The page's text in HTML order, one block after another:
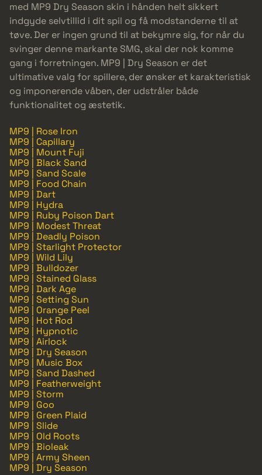
med MP9 Dry Season skin i hånden helt sikkert
indgyde selvtillid i dit spil og få modstanderne til at
tøve. Der er ingen grund til at bekymre sig, for når du
svinger denne markante SMG, skal der nok komme
gang i forretningen. MP9 | Dry Season er det
ultimative valg for spillere, der ønsker et karakteristisk
og imponerende våben, der udstråler både
funktionalitet og æstetik.
MP9 | Rose Iron
MP9 | Capillary
MP9 | Mount Fuji
MP9 | Black Sand
MP9 | Sand Scale
MP9 | Food Chain
MP9 | Dart
MP9 | Hydra
MP9 | Ruby Poison Dart
MP9 | Modest Threat
MP9 | Deadly Poison
MP9 | Starlight Protector
MP9 | Wild Lily
MP9 | Bulldozer
MP9 | Stained Glass
MP9 | Dark Age
MP9 | Setting Sun
MP9 | Orange Peel
MP9 | Hot Rod
MP9 | Hypnotic
MP9 | Airlock
MP9 | Dry Season
MP9 | Music Box
MP9 | Sand Dashed
MP9 | Featherweight
MP9 | Storm
MP9 | Goo
MP9 | Green Plaid
MP9 | Slide
MP9 | Old Roots
MP9 | Bioleak
MP9 | Army Sheen
MP9 | Dry Season